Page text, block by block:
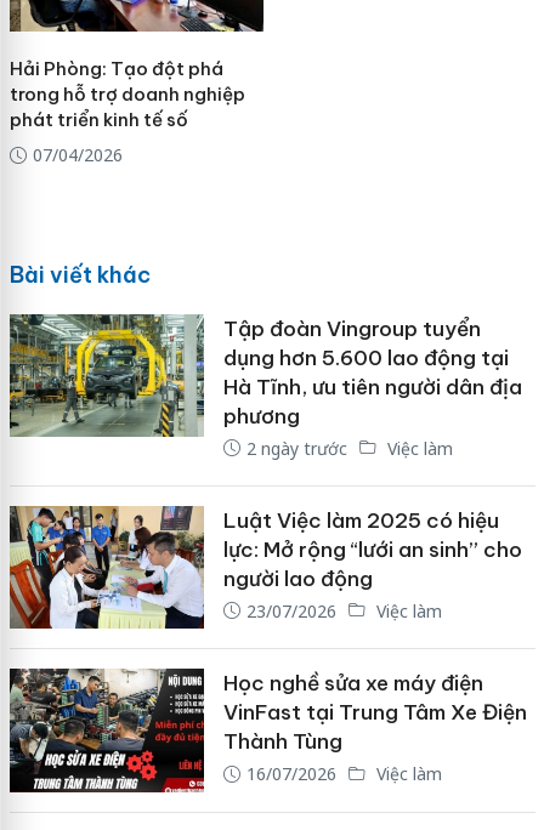
Hải Phòng: Tạo đột phá
trong hỗ trợ doanh nghiệp
phát triển kinh tế số
07/04/2026
Bài viết khác
Tập đoàn Vingroup tuyển
dụng hơn 5.600 lao động tại
Hà Tĩnh, ưu tiên người dân địa
phương
2 ngày trước Việc làm
Luật Việc làm 2025 có hiệu
lực: Mở rộng “lưới an sinh” cho
người lao động
23/07/2026 Việc làm
Học nghề sửa xe máy điện
VinFast tại Trung Tâm Xe Điện
Thành Tùng
16/07/2026 Việc làm